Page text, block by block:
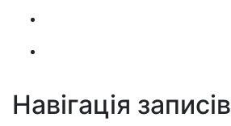
Навігація записів